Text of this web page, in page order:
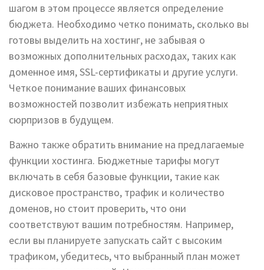
шагом в этом процессе является определение
бюджета. Необходимо четко понимать, сколько вы
готовы выделить на хостинг, не забывая о
возможных дополнительных расходах, таких как
доменное имя, SSL-сертификаты и другие услуги.
Четкое понимание ваших финансовых
возможностей позволит избежать неприятных
сюрпризов в будущем.
Важно также обратить внимание на предлагаемые
функции хостинга. Бюджетные тарифы могут
включать в себя базовые функции, такие как
дисковое пространство, трафик и количество
доменов, но стоит проверить, что они
соответствуют вашим потребностям. Например,
если вы планируете запускать сайт с высоким
трафиком, убедитесь, что выбранный план может